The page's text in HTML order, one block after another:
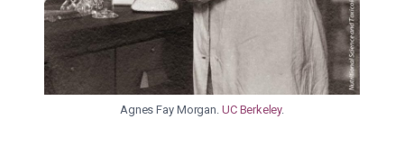
Agnes Fay Morgan. UC Berkeley.